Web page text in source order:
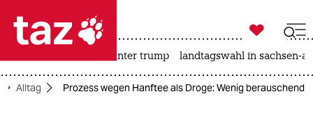
 taz zahl ich
taz zahl ich

taz zahl ich
usa unter trump landtagswahl in sachsen-
Alltag Prozess wegen Hanftee als Droge: Wenig berauschend